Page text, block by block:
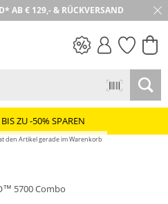
AB € 129,- & RÜCKVERSAND
RÜCKGABE
BIS ZU -50% SPAREN
den Artikel gerade im Warenkorb
5700 Combo